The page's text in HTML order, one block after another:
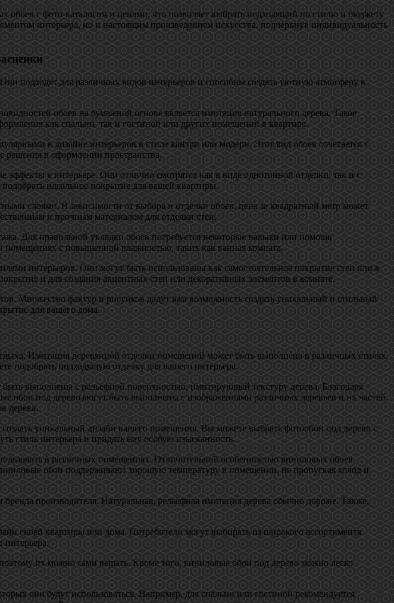
с фото-каталогом и ценами, что позволяет выбрать подходящий по стилю и бюджету
интерьера, но и настоящим произведением искусства, подчеркнув индивидуальность
подходят для различных видов интерьеров и способны создать уютную атмосферу в
обоев на бумажной основе является имитация натурального дерева. Такое
как спальни, так и гостиной или других помещений в квартире.
в дизайне интерьеров в стиле кантри или модерн. Этот вид обоев сочетается с
решения в оформлении пространства.
в интерьере. Они отлично смотрятся как в виде однотонной отделки, так и с
идеальное покрытие для вашей квартиры.
слоями. В зависимости от выбора и отделки обоев, цена за квадратный метр может
и прочным материалом для отделки стен.
Для правильной укладки обоев потребуется некоторые навыки или помощь
помещениях с повышенной влажностью, таких как ванная комната.
интерьеров. Они могут быть использованы как самостоятельное покрытие стен или в
и для создания акцентных стен или декоративных элементов в комнате.
Множество фактур и рисунков дадут вам возможность создать уникальный и стильный
для вашего дома.
Имитация деревянной отделки помещений может быть выполнена в различных стилях,
подобрать подходящую отделку для вашего интерьера.
выполнены с рельефной поверхностью, имитирующей текстуру дерева. Благодаря
под дерево могут быть выполнены с изображениями различных деревьев и их частей.
дерева.
уникальный дизайн вашего помещения. Вы можете выбрать фотообои под дерево с
стиль интерьера и придать ему особую изысканность.
в различных помещениях. Отличительной особенностью виниловых обоев
обои поддерживают хорошую температуру в помещении, не пропуская холод и
производителя. Натуральная, рельефная имитация дерева обычно дороже. Также,
своей квартиры или дома. Потребители могут выбирать из широкого ассортимента
интерьера.
их можно сами вешать. Кроме того, виниловые обои под дерево можно легко
они будут использоваться. Например, для спальни или гостиной рекомендуется